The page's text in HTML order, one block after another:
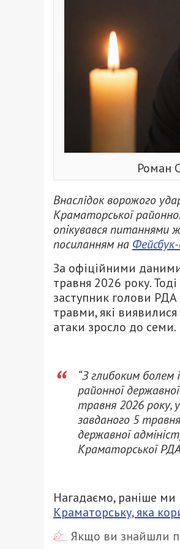
Роман
Внаслідок ворожого
Краматорської
опікувався питаннями
посиланням на
За офіційними
травня 2026 року.
заступник голови
травми, які
атаки зросло до семи.
“З глибоким
районної
травня 2026 року,
завданого 5
державної
Краматорської
Нагадаємо, раніше
Краматорську, яка
Якщо ви знайшли